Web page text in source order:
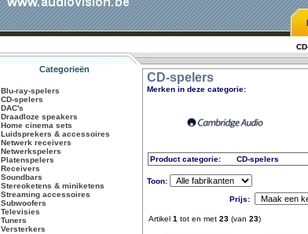
Categorieën
Blu-ray-spelers
CD-spelers
DAC's
Draadloze speakers
Home cinema sets
Luidsprekers & accessoires
Netwerk receivers
Netwerkspelers
Platenspelers
Receivers
Soundbars
Stereoketens & miniketens
Streaming accessoires
Subwoofers
Televisies
Tuners
Versterkers
CD-spelers
Merken in deze categorie:
Product categorie: CD-spelers
Toon:
Prijs:
Artikel 1 tot en met 23 (van 23)